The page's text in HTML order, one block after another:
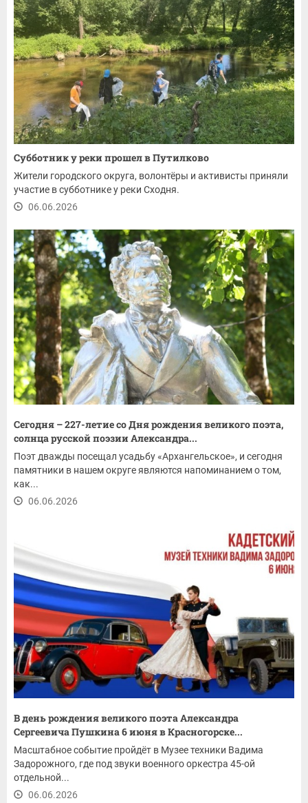
Субботник у реки прошел в Путилково
Жители городского округа, волонтёры и активисты приняли
участие в субботнике у реки Сходня.
06.06.2026
Сегодня – 227-летие со Дня рождения великого поэта,
солнца русской поэзии Александра...
Поэт дважды посещал усадьбу «Архангельское», и сегодня
памятники в нашем округе являются напоминанием о том,
как...
06.06.2026
В день рождения великого поэта Александра
Сергеевича Пушкина 6 июня в Красногорске...
Масштабное событие пройдёт в Музее техники Вадима
Задорожного, где под звуки военного оркестра 45-ой
отдельной...
06.06.2026